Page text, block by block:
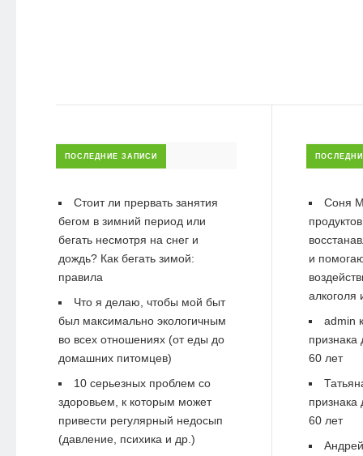
ПОСЛЕДНИЕ ЗАПИСИ
Стоит ли прервать занятия
бегом в зимний период или
бегать несмотря на снег и
дождь? Как бегать зимой:
правила
Что я делаю, чтобы мой быт
был максимально экологичным
во всех отношениях (от еды до
домашних питомцев)
10 серьезных проблем со
здоровьем, к которым может
привести регулярный недосып
(давление, психика и др.)
Соня
и
алкоголя
admin
60 лет
60 лет
Андрей